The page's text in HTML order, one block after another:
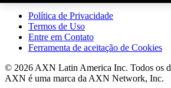
Política de Privacidade
Termos de Uso
Entre em Contato
Ferramenta de aceitação de Cookies
© 2026 AXN Latin America Inc. Todos os
AXN é uma marca da AXN Network, Inc.